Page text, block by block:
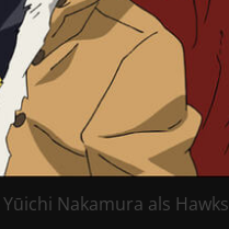
Yūichi Nakamura als Hawks